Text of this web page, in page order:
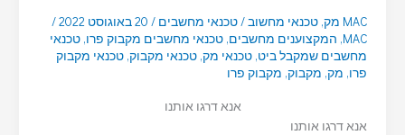
MAC מק , טכנאי מחשוב/טכנאי מחשבים / 20 באוגוסט 2022
/
MAC
, המקצוענים מחשבים, טכנאי מחשבים מקבוק פרו, טכנאי
מחשבים שמקבל ביט, טכנאי מק, טכנאי מקבוק, טכנאי מקבוק
פרו, מק, מקבוק, מקבוק פרו
אנא דרגו אותנו
אנא דרגו אותנו